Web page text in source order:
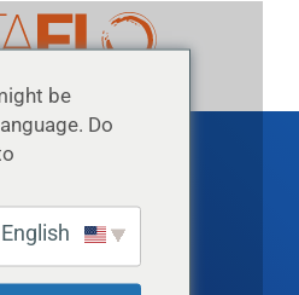
might be
language. Do
to:
English